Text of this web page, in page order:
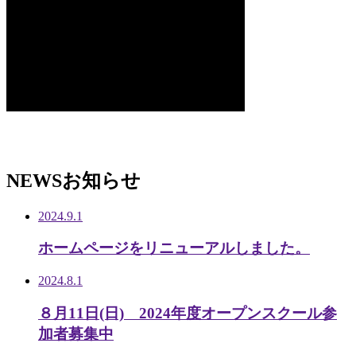
NEWSお知らせ
2024.9.1
ホームページをリニューアルしました。
2024.8.1
８月11日(日) 2024年度オープンスクール参
加者募集中